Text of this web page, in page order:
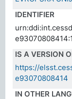
IDENTIFIER
e93070808414:1
IS A VERSION
https://
e93070808414
IN OTHER